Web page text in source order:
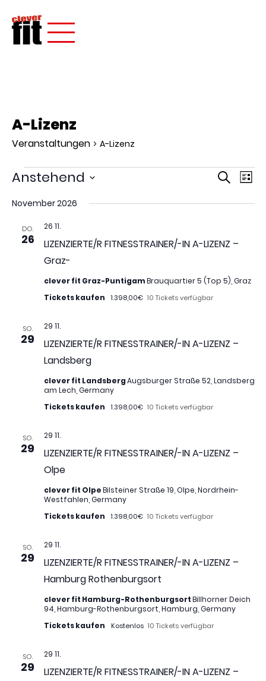
A-Lizenz
Veranstaltungen A-Lizenz
und
SucheListe
Anstehend
wählen.
November 2026
DO.
26
LIZENZIERTE/R FITNESSTRAINER/-IN A-LIZENZ –
Graz-
26 11.
clever fit Graz-PuntigamBrauquartier 5 (Top 5), Graz
Tickets kaufen
1.398,00€ 10 Tickets verfügbar
SO.
29
LIZENZIERTE/R FITNESSTRAINER/-IN A-LIZENZ –
Landsberg
29 11.
clever fit LandsbergAugsburger Straße 52, Landsberg
am Lech, Germany
Tickets kaufen
1.398,00€ 10 Tickets verfügbar
SO.
29
LIZENZIERTE/R FITNESSTRAINER/-IN A-LIZENZ –
Olpe
29 11.
clever fit OlpeBilsteiner Straße 19, Olpe, Nordrhein-
Westfahlen, Germany
Tickets kaufen
1.398,00€ 10 Tickets verfügbar
SO.
29
LIZENZIERTE/R FITNESSTRAINER/-IN A-LIZENZ –
Hamburg Rothenburgsort
29 11.
clever fit Hamburg-RothenburgsortBillhorner Deich
94, Hamburg-Rothenburgsort, Hamburg, Germany
Tickets kaufen
Kostenlos 10 Tickets verfügbar
SO.
29
LIZENZIERTE/R FITNESSTRAINER/-IN A-LIZENZ –
29 11.